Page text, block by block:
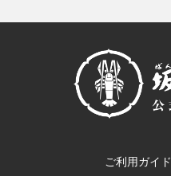
ご利用ガイド